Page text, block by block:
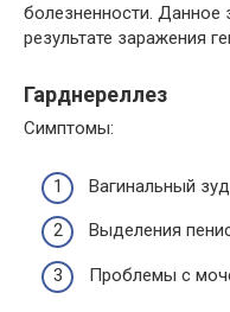
болезненности. Данное
результате заражения
Гарднереллез
Симптомы:
Вагинальный
Выделения
Проблемы с